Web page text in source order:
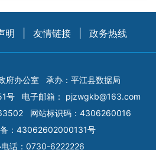
明 友情链接 政务热线
府办公室
承办：平江县数据局
号 电子邮箱： pjzwgkb@163.com
网站标识码：4306260016
：43062602000131号
电话：0730-6222226